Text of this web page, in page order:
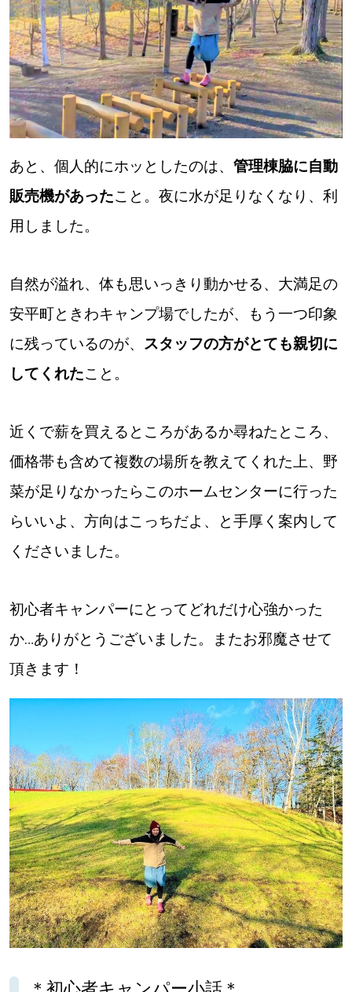
あと、個人的にホッとしたのは、 管理棟脇に自動
販売機があったこと。夜に水が足りなくなり、利
用しました。
自然が溢れ、体も思いっきり動かせる、大満足の
安平町ときわキャンプ場でしたが、もう一つ印象
に残っているのが、 スタッフの方がとても親切に
してくれたこと。
近くで薪を買えるところがあるか尋ねたところ、
価格帯も含めて複数の場所を教えてくれた上、野
菜が足りなかったらこのホームセンターに行った
らいいよ、方向はこっちだよ、と手厚く案内して
くださいました。
初心者キャンパーにとってどれだけ心強かった
か…ありがとうございました。またお邪魔させて
頂きます！